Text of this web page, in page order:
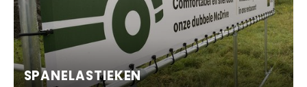
SPANELASTIEKEN